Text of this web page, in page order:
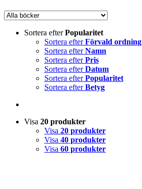
Sortera efterPopularitet
Sortera efterFörvald ordning
Sortera efterNamn
Sortera efterPris
Sortera efterDatum
Sortera efterPopularitet
Sortera efterBetyg
Visa 20 produkter
Visa 20 produkter
Visa 40 produkter
Visa 60 produkter